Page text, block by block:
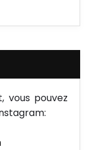
vous pouvez